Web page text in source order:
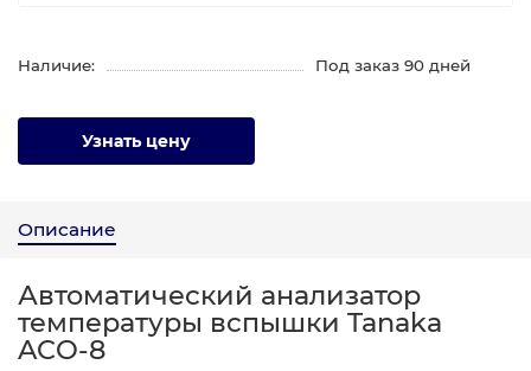
Наличие: Под заказ 90 дней
Узнать цену
Описание
Автоматический анализатор
температуры вспышки Tanaka
ACO-8